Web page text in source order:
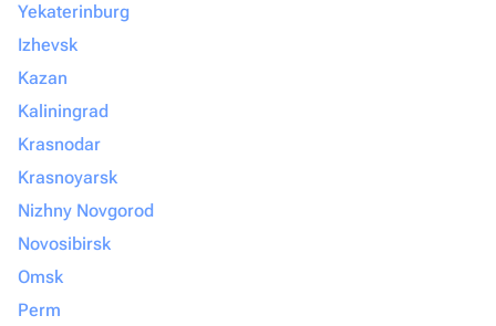
Yekaterinburg
Izhevsk
Kazan
Kaliningrad
Krasnodar
Krasnoyarsk
Nizhny Novgorod
Novosibirsk
Omsk
Perm